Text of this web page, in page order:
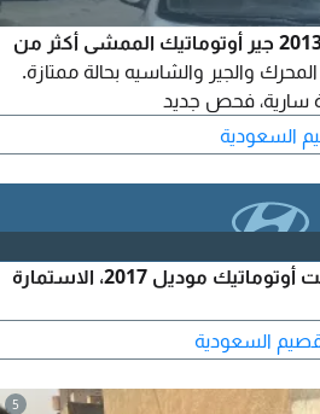
للبيع سيارة هيونداي النترا 2013 جير أوتوماتيك الممشى أكثر من
المحرك والجير والشاسيه بحالة ممتازة.
سارية، فحص جديد
السعودية
للبيع سيارة هيونداي أكسنت أوتوماتيك موديل 2017، الاستمارة
السعودية
5